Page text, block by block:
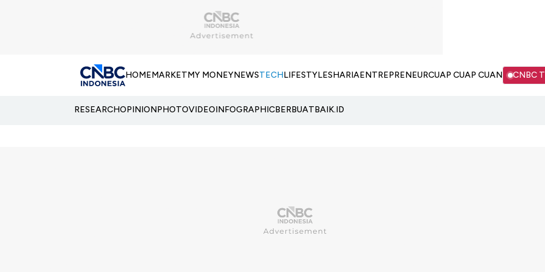
HOMEMARKETMY MONEYNEWSTECHLIFESTYLESHARIAENTREPRENEURCUAP CUAP CUAN CNBC
RESEARCHOPINIONPHOTOVIDEOINFOGRAPHICBERBUATBAIK.ID